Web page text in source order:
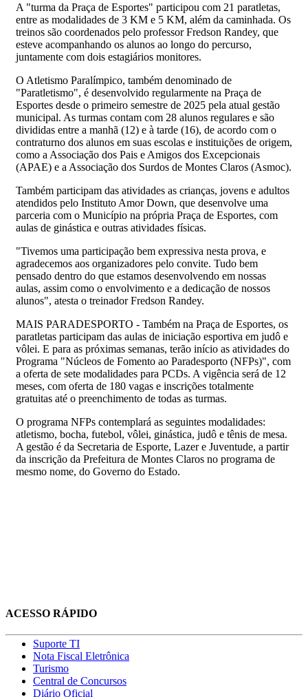
A "turma da Praça de Esportes" participou com 21 paratletas,
entre as modalidades de 3 KM e 5 KM, além da caminhada. Os
treinos são coordenados pelo professor Fredson Randey, que
esteve acompanhando os alunos ao longo do percurso,
juntamente com dois estagiários monitores.
O Atletismo Paralímpico, também denominado de
"Paratletismo", é desenvolvido regularmente na Praça de
Esportes desde o primeiro semestre de 2025 pela atual gestão
municipal. As turmas contam com 28 alunos regulares e são
divididas entre a manhã (12) e à tarde (16), de acordo com o
contraturno dos alunos em suas escolas e instituições de origem,
como a Associação dos Pais e Amigos dos Excepcionais
(APAE) e a Associação dos Surdos de Montes Claros (Asmoc).
Também participam das atividades as crianças, jovens e adultos
atendidos pelo Instituto Amor Down, que desenvolve uma
parceria com o Município na própria Praça de Esportes, com
aulas de ginástica e outras atividades físicas.
"Tivemos uma participação bem expressiva nesta prova, e
agradecemos aos organizadores pelo convite. Tudo bem
pensado dentro do que estamos desenvolvendo em nossas
aulas, assim como o envolvimento e a dedicação de nossos
alunos", atesta o treinador Fredson Randey.
MAIS PARADESPORTO - Também na Praça de Esportes, os
paratletas participam das aulas de iniciação esportiva em judô e
vôlei. E para as próximas semanas, terão início as atividades do
Programa "Núcleos de Fomento ao Paradesporto (NFPs)", com
a oferta de sete modalidades para PCDs. A vigência será de 12
meses, com oferta de 180 vagas e inscrições totalmente
gratuitas até o preenchimento de todas as turmas.
O programa NFPs contemplará as seguintes modalidades:
atletismo, bocha, futebol, vôlei, ginástica, judô e tênis de mesa.
A gestão é da Secretaria de Esporte, Lazer e Juventude, a partir
da inscrição da Prefeitura de Montes Claros no programa de
mesmo nome, do Governo do Estado.
ACESSO RÁPIDO
Suporte TI
Nota Fiscal Eletrônica
Turismo
Central de Concursos
Diário Oficial